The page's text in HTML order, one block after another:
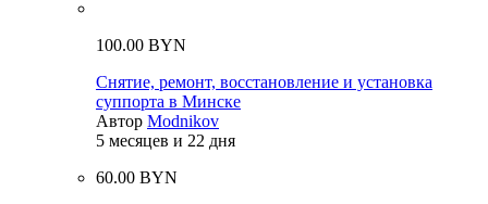
100.00 BYN
Снятие, ремонт, восстановление и установка
суппорта в Минске
Автор Modnikov
5 месяцев и 22 дня
60.00 BYN